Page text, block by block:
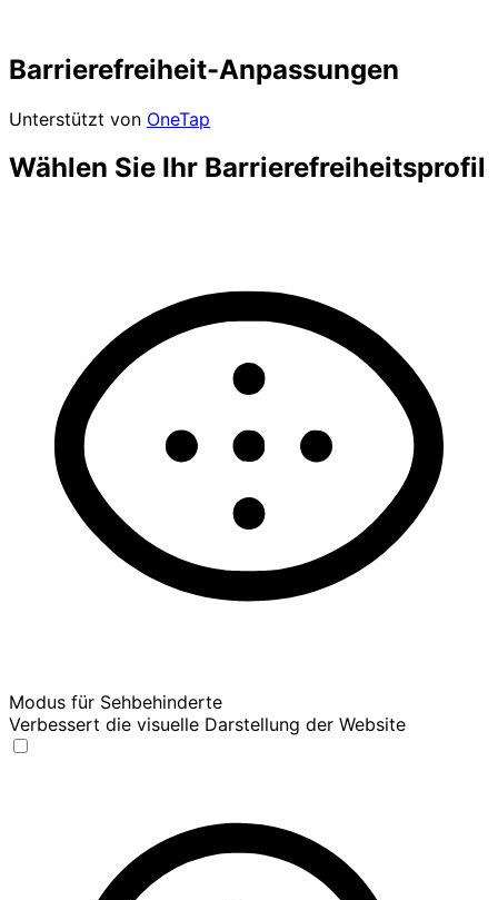
Barrierefreiheit-Anpassungen
Unterstützt von OneTap
Wählen Sie Ihr Barrierefreiheitsprofil
Modus für Sehbehinderte
Verbessert die visuelle Darstellung der Website